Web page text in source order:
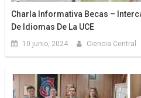
Charla Informativa Becas –
De Idiomas De La UCE
10 junio, 2024 Ciencia Central